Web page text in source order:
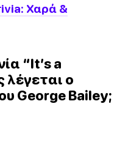
Χαρά &
“It’s a
ο
George Bailey;